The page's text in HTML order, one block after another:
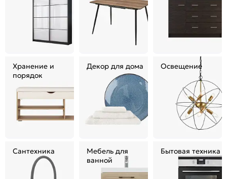
Хранение и
порядок
Декор для дома Освещение
Сантехника
Мебель для
ванной
Бытовая техника